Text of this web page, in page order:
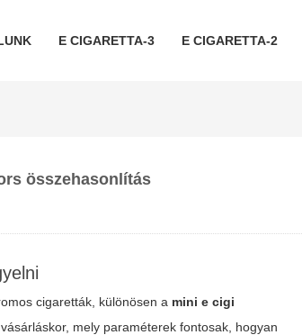
E CIGARETTA-3 E CIGARETTA-2
összehasonlítás
cigaretták, különösen a mini e cigi
mely paraméterek fontosak, hogyan